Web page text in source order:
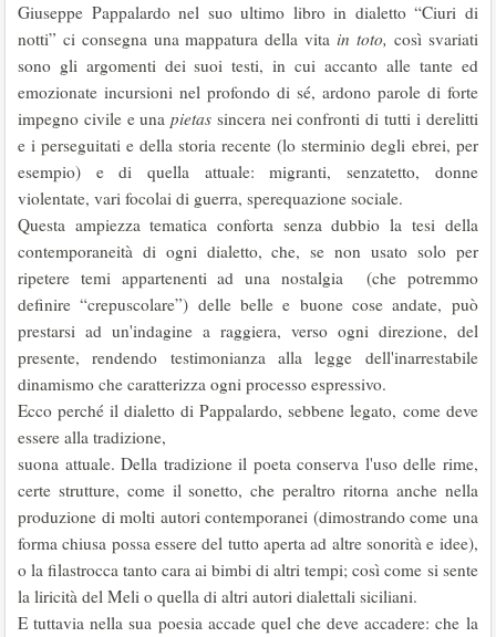
Giuseppe Pappalardo nel suo ultimo libro in dialetto “Ciuri di
notti” ci consegna una mappatura della vita in toto, così svariati
sono gli argomenti dei suoi testi, in cui accanto alle tante ed
emozionate incursioni nel profondo di sé, ardono parole di forte
impegno civile e unapietas sincera nei confronti di tutti i derelitti
e i perseguitati e della storia recente (lo sterminio degli ebrei, per
esempio) e di quella attuale: migranti, senzatetto, donne
violentate, vari focolai di guerra, sperequazione sociale.
Questa ampiezza tematica conforta senza dubbio la tesi della
contemporaneità di ogni dialetto, che, se non usato solo per
ripetere temi appartenenti ad una nostalgia (che potremmo
definire “crepuscolare”) delle belle e buone cose andate, può
prestarsi ad un'indagine a raggiera, verso ogni direzione, del
presente, rendendo testimonianza alla legge dell'inarrestabile
dinamismo che caratterizza ogni processo espressivo.
Ecco perché il dialetto di Pappalardo, sebbene legato, come deve
essere alla tradizione,
suona attuale. Della tradizione il poeta conserva l'uso delle rime,
certe strutture, come il sonetto, che peraltro ritorna anche nella
produzione di molti autori contemporanei (dimostrando come una
forma chiusa possa essere del tutto aperta ad altre sonorità e idee),
o la filastrocca tanto cara ai bimbi di altri tempi; così come si sente
la liricità del Meli o quella di altri autori dialettali siciliani.
E tuttavia nella sua poesia accade quel che deve accadere: che la